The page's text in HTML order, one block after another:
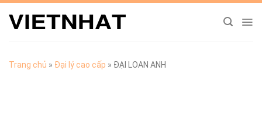
Chuyển
đến
Trang chủ » Đại lý cao cấp » ĐẠI LOAN ANH